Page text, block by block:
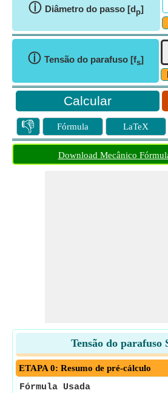
ⓘ Diâmetro do passo [dp]
ⓘ Tensão do parafuso [fs]
👎 Fórmula LaTeX
Download Mecânico
Tensão do parafuso
ETAPA 0: Resumo de pré-cálculo
Fórmula Usada